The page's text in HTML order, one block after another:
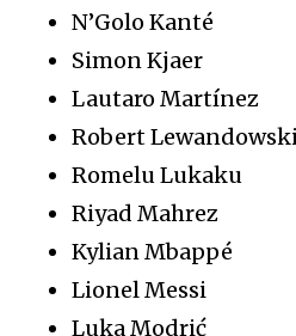
N’Golo Kanté
Simon Kjaer
Lautaro Martínez
Robert
Romelu Lukaku
Riyad Mahrez
Kylian Mbappé
Lionel Messi
Luka Modrić